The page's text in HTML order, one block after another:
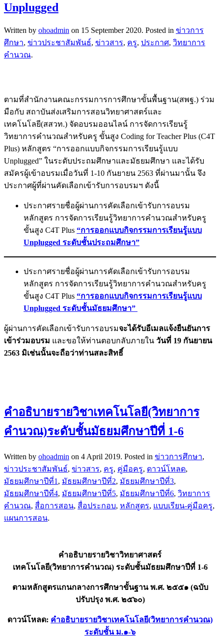
Unplugged
Written by ohoadmin on 15 September 2020. Posted in ข่าวการ
ศึกษา, ข่าวประชาสัมพันธ์, ข่าวสาร, ครู, ประกาศ, วิทยาการ
คำนวณ.
ตามที่สำนักงานคณะกรรมการการศึกษาขั้นพื้นฐาน(สพฐ.) ร่วม
มือกับ สถาบันส่งเสริมการสอนวิทยาศาสตร์และ
เทคโนโลยี(สสวท.) จัดอบรมออนไลน์ การจัดการเรียนรู้
วิทยาการคำนวณสำหรับครู ขั้นสูง Coding for Teacher Plus (C4T
Plus) หลักสูตร “การออกแบบกิจกรรมการเรียนรู้แบบ
Unplugged” ในระดับประถมศึกษาและมัธยมศึกษา และได้รับ
สมัครผู้เข้าอบรมเมื่อวันที่ 1-10 กันยายน 2563 ที่ผ่านมานั้น จึง
ประกาศผู้ที่ผ่านคัดเลือกเข้ารับการอบรมฯ ดังนี้
ประกาศรายชื่อผู้ผ่านการคัดเลือกเข้ารับการอบรม
หลักสูตร การจัดการเรียนรู้วิทยาการคำนวณสำหรับครู
ขั้นสูง C4T Plus “การออกแบบกิจกรรมการเรียนรู้แบบ
Unplugged ระดับชั้นประถมศึกษา”
ประกาศรายชื่อผู้ผ่านการคัดเลือกเข้ารับการอบรม
หลักสูตร การจัดการเรียนรู้วิทยาการคำนวณสำหรับครู
ขั้นสูง C4T Plus “การออกแบบกิจกรรมการเรียนรู้แบบ
Unplugged ระดับชั้นมัธยมศึกษา”
ผู้ผ่านการคัดเลือกเข้ารับการอบรมจะได้รับอีเมลแจ้งยืนยันการ
เข้าร่วมอบรม และขอให้ท่านตอบกลับภายใน วันที่ 19 กันยายน
2563 มิเช่นนั้นจะถือว่าท่านสละสิทธิ์
คำอธิบายรายวิชาเทคโนโลยี(วิทยาการ
คำนวณ)ระดับชั้นมัธยมศึกษาปีที่ 1-6
Written by ohoadmin on 4 April 2019. Posted in ข่าวการศึกษา,
ข่าวประชาสัมพันธ์, ข่าวสาร, ครู, คู่มือครู, ดาวน์โหลด,
มัธยมศึกษาปีที่1 , มัธยมศึกษาปีที่2, มัธยมศึกษาปีที่3,
มัธยมศึกษาปีที่4, มัธยมศึกษาปีที่5, มัธยมศึกษาปีที่6, วิทยาการ
คำนวณ, สื่อการสอน, สื่อประกอบ, หลักสูตร, แบบเรียน-คู่มือครู,
แผนการสอน.
คำอธิบายรายวิชาวิทยาศาสตร์
เทคโนโลยี(วิทยาการคำนวณ) ระดับชั้นมัธยมศึกษาปีที่ 1-6
ตามหลักสูตรแกนกลางการศึกษาขั้นฐาน พ.ศ. ๒๕๕๑ (ฉบับ
ปรับปรุง พ.ศ. ๒๕๖๐)
ดาวน์โหลด: คำอธิบายรายวิชาเทคโนโลยี(วิทยาการคำนวณ)
ระดับชั้น ม.๑-๖